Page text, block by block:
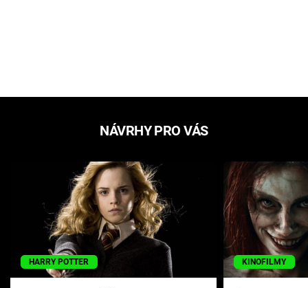
NÁVRHY PRO VÁS
HARRY POTTER KINOFILMY